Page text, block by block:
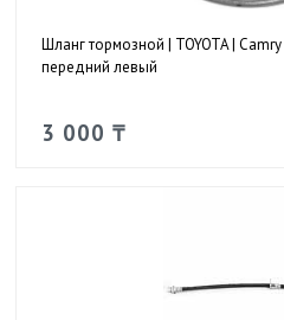
Шланг тормозной | TOYOTA |
передний левый
3 000 ₸